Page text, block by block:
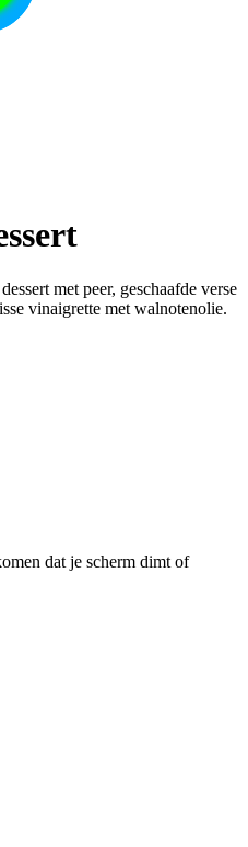
met peer, geschaafde verse
vinaigrette met walnotenolie.
dat je scherm dimt of